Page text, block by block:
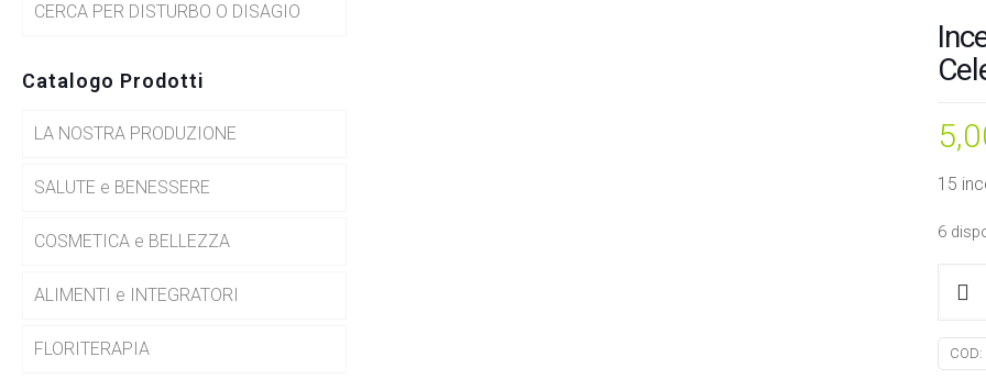
15
6
COD:
CERCA PER DISTURBO O DISAGIO
Catalogo Prodotti
LA NOSTRA PRODUZIONE
SALUTE e BENESSERE
COSMETICA e BELLEZZA
ALIMENTI e INTEGRATORI
FLORITERAPIA